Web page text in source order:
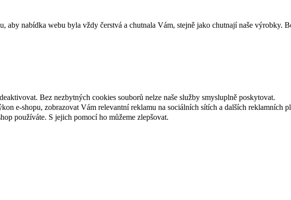
aby nabídka webu byla vždy čerstvá a chutnala Vám, stejně jako chutnají naše výrobky.
Bez nezbytných cookies souborů nelze naše služby smysluplně poskytovat.
e-shopu, zobrazovat Vám relevantní reklamu na sociálních sítích a dalších reklamních
používáte. S jejich pomocí ho můžeme zlepšovat.